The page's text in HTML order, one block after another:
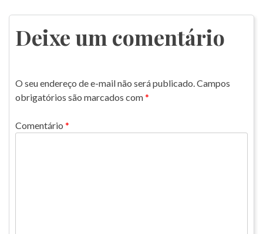
de
Post
Deixe um comentário
O seu endereço de e-mail não será publicado.Campos
obrigatórios são marcados com*
Comentário *